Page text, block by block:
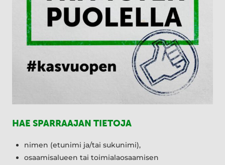
HAE SPARRAAJAN TIETOJA
nimen (etunimi ja/tai sukunimi),
osaamisalueen tai toimialaosaamisen